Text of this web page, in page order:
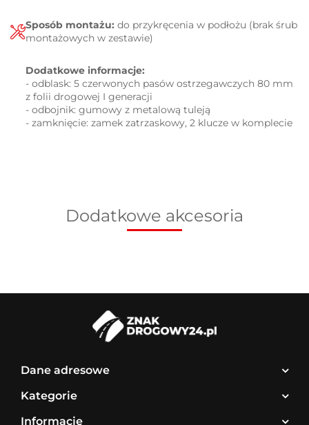
Sposób montażu: do przykręcenia w podłożu (brak śrub
montażowych w zestawie)
Dodatkowe informacje:
- odblask: 5 czerwonych pasów ostrzegawczych 80 mm
z folii drogowej I generacji
- odbojnik: gumowy z metalową tuleją
- zamknięcie: zamek zatrzaskowy, 2 klucze w komplecie
Dodatkowe akcesoria
Dane adresowe
Kategorie
Informacje